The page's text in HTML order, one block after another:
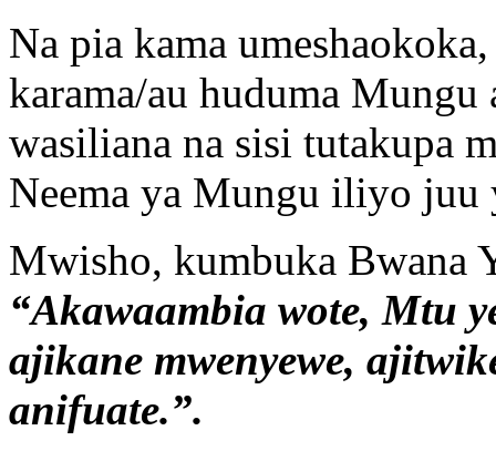
Na pia kama
karama/au huduma
wasiliana na sisi tutakupa
Neema ya Mungu iliyo juu
Mwisho, kumbuka Bwana
“Akawaambia wote, Mtu
ajikane mwenyewe,
anifuate.”.